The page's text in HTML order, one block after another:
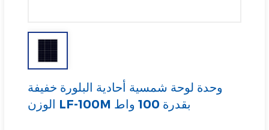
وحدة لوحة شمسية أحادية البلورة خفيفة
الوزن LF-100M بقدرة 100 واط